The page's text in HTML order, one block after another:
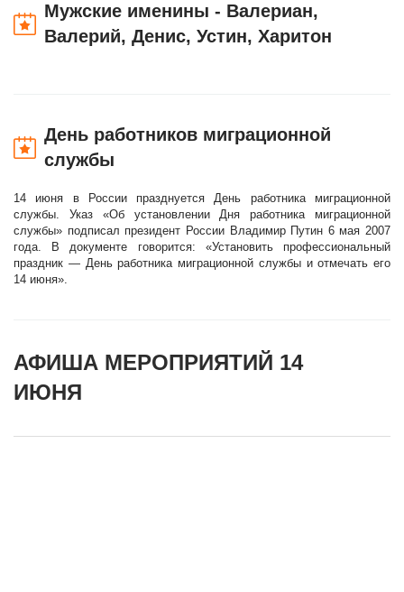
Мужские именины - Валериан,
Валерий, Денис, Устин, Харитон
День работников миграционной
службы
14 июня в России празднуется День работника миграционной
службы. Указ «Об установлении Дня работника миграционной
службы» подписал президент России Владимир Путин 6 мая 2007
года. В документе говорится: «Установить профессиональный
праздник — День работника миграционной службы и отмечать его
14 июня».
АФИША МЕРОПРИЯТИЙ 14
ИЮНЯ